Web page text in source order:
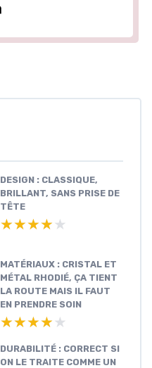
DESIGN : CLASSIQUE,
BRILLANT, SANS PRISE DE
TÊTE
★★★★★
★★★★★
MATÉRIAUX : CRISTAL ET
MÉTAL RHODIÉ, ÇA TIENT
LA ROUTE MAIS IL FAUT
EN PRENDRE SOIN
★★★★★
★★★★★
DURABILITÉ : CORRECT SI
ON LE TRAITE COMME UN